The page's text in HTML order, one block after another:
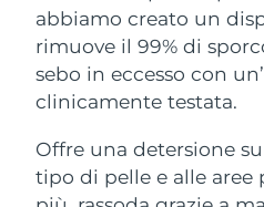
abbiamo creato un
rimuove il 99% di
sebo in eccesso con
clinicamente testata.
Offre una detersione
tipo di pelle e alle aree
Massage, LED
LUNA™ 4
Microcurrent
BEAR™ 2
UFO™ 3
Deep facial
Near-infrared
device
issa™ 4
Hybrid silicone
Smart hybrid
TRATTAMENTI
Anti-age
Brunei
Bulgaria
Cile